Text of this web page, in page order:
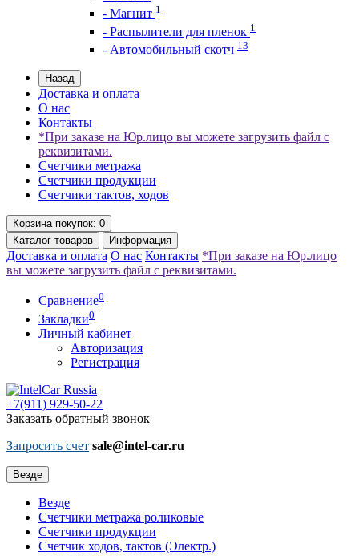
- Магнит 1
- Распылители для пленок 1
- Автомобильный скотч 13
Назад
Доставка и оплата
О нас
Контакты
*При заказе на Юр.лицо вы можете загрузить файл с
реквизитами.
Счетчики метража
Счетчики продукции
Счетчики тактов, ходов
Корзина покупок: 0
Каталог товаров Информация
Доставка и оплата О нас Контакты *При заказе на Юр.лицо
вы можете загрузить файл с реквизитами.
Сравнение0
Закладки0
Личный кабинет
Авторизация
Регистрация
+7(911) 929-50-22
Заказать обратный звонок
Запросить счет sale@intel-car.ru
Везде
Везде
Счетчики метража роликовые
Счетчики продукции
Счетчик ходов, тактов (Электр.)